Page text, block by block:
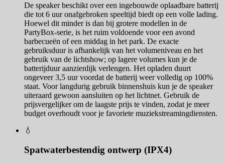
De speaker beschikt over een ingebouwde oplaadbare batterij
die tot 6 uur onafgebroken speeltijd biedt op een volle lading.
Hoewel dit minder is dan bij grotere modellen in de
PartyBox-serie, is het ruim voldoende voor een avond
barbecueën of een middag in het park. De exacte
gebruiksduur is afhankelijk van het volumeniveau en het
gebruik van de lichtshow; op lagere volumes kun je de
batterijduur aanzienlijk verlengen. Het opladen duurt
ongeveer 3,5 uur voordat de batterij weer volledig op 100%
staat. Voor langdurig gebruik binnenshuis kun je de speaker
uiteraard gewoon aansluiten op het lichtnet. Gebruik de
prijsvergelijker om de laagste prijs te vinden, zodat je meer
budget overhoudt voor je favoriete muziekstreamingdiensten.
💧
Spatwaterbestendig ontwerp (IPX4)